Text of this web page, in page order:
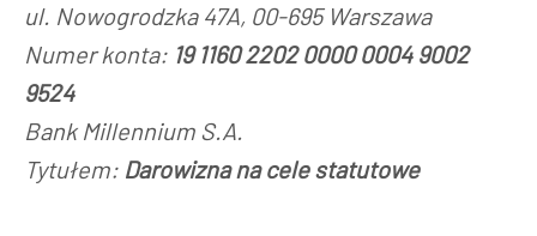
ul. Nowogrodzka 47A, 00-695 Warszawa
Numer konta: 19 1160 2202 0000 0004 9002
9524
Bank Millennium S.A.
Tytułem: Darowizna na cele statutowe